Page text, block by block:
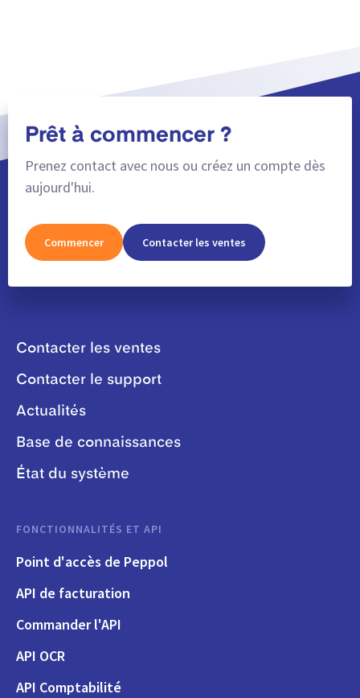
Prêt à commencer ?
Prenez contact avec nous ou créez un compte dès
aujourd'hui.
Commencer Contacter les ventes
Contacter les ventes
Contacter le support
Actualités
Base de connaissances
État du système
FONCTIONNALITÉS ET API
Point d'accès de Peppol
API de facturation
Commander l'API
API OCR
API Comptabilité